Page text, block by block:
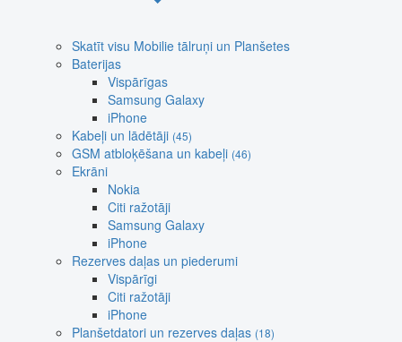
Skatīt visu Mobilie tālruņi un Planšetes
Baterijas
Vispārīgas
Samsung Galaxy
iPhone
Kabeļi un lādētāji (45)
GSM atbloķēšana un kabeļi (46)
Ekrāni
Nokia
Citi ražotāji
Samsung Galaxy
iPhone
Rezerves daļas un piederumi
Vispārīgi
Citi ražotāji
iPhone
Planšetdatori un rezerves daļas (18)